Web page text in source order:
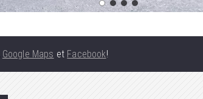
Google Maps et Facebook!